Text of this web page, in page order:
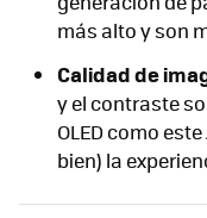
más alto y son
Calidad de
y el contraste
OLED como
bien) la